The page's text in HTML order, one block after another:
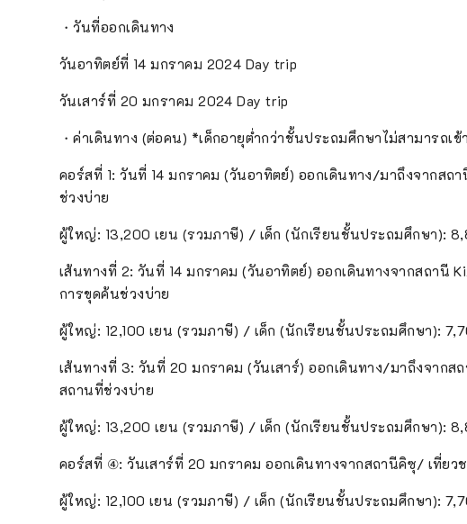
・วันที่ออกเดินทาง
วันอาทิตย์ที่ 14 มกราคม 2024 Day trip
วันเสาร์ที่ 20 มกราคม 2024 Day trip
・ค่าเดินทาง (ต่อคน) *เด็กอายุต่ำกว่าชั้นประถมศึกษาไม่สามารถเข้
คอร์สที่ 1: วันที่ 14 มกราคม (วันอาทิตย์) ออกเดินทาง/มาถึงจากสถ
ช่วงบ่าย
ผู้ใหญ่: 13,200 เยน (รวมภาษี) / เด็ก (นักเรียนชั้นประถมศึกษา):
เส้นทางที่ 2: วันที่ 14 มกราคม (วันอาทิตย์) ออกเดินทางจากสถานี
การขุดค้นช่วงบ่าย
ผู้ใหญ่: 12,100 เยน (รวมภาษี) / เด็ก (นักเรียนชั้นประถมศึกษา):
เส้นทางที่ 3: วันที่ 20 มกราคม (วันเสาร์) ออกเดินทาง/มาถึงจากส
สถานที่ช่วงบ่าย
ผู้ใหญ่: 13,200 เยน (รวมภาษี) / เด็ก (นักเรียนชั้นประถมศึกษา):
คอร์สที่ ④: วันเสาร์ที่ 20 มกราคม ออกเดินทางจากสถานีคิซุ/ เที่ย
ผู้ใหญ่: 12,100 เยน (รวมภาษี) / เด็ก (นักเรียนชั้นประถมศึกษา):